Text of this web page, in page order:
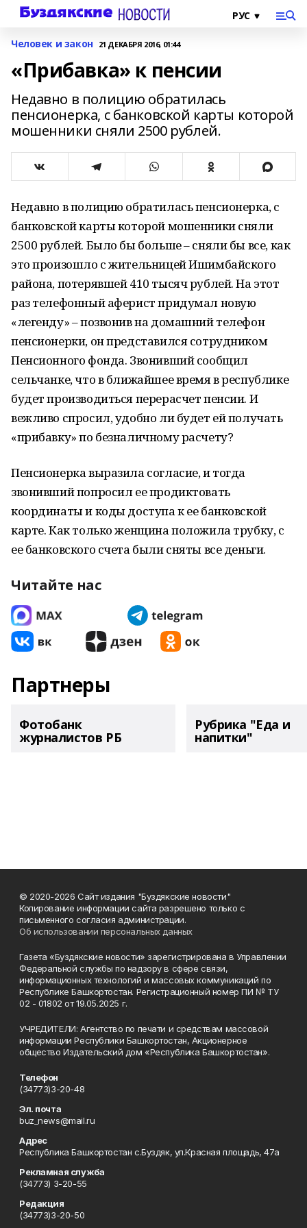
Человек и закон 21 ДЕКАБРЯ 2016, 01:44
«Прибавка» к пенсии
Недавно в полицию обратилась
пенсионерка, с банковской карты которой
мошенники сняли 2500 рублей.
Недавно в полицию обратилась пенсионерка, с
банковской карты которой мошенники сняли
2500 рублей. Было бы больше – сняли бы все, как
это произошло с жительницей Ишимбайского
района, потерявшей 410 тысяч рублей. На этот
раз телефонный аферист придумал новую
«легенду» – позвонив на домашний телефон
пенсионерки, он представился сотрудником
Пенсионного фонда. Звонивший сообщил
сельчанке, что в ближайшее время в республике
будет производиться перерасчет пенсии. И
вежливо спросил, удобно ли будет ей получать
«прибавку» по безналичному расчету?
Пенсионерка выразила согласие, и тогда
звонивший попросил ее продиктовать
координаты и коды доступа к ее банковской
карте. Как только женщина положила трубку, с
ее банковского счета были сняты все деньги.
Читайте нас
Партнеры
Фотобанк
журналистов РБ
Рубрика "Еда и
напитки"
© 2020-2026 Сайт издания "Буздякские новости"
Копирование информации сайта разрешено только с
письменного согласия администрации.
Об использовании персональных данных
Газета «Буздякские новости» зарегистрирована в Управлении
Федеральной службы по надзору в сфере связи,
информационных технологий и массовых коммуникаций по
Республике Башкортостан. Регистрационный номер ПИ № ТУ
02 - 01802 от 19.05.2025 г.
УЧРЕДИТЕЛИ: Агентство по печати и средствам массовой
информации Республики Башкортостан, Акционерное
общество Издательский дом «Республика Башкортостан».
Телефон
(34773)3-20-48
Эл. почта
buz_news@mail.ru
Адрес
Республика Башкортостан с.Буздяк, ул.Красная площадь, 47а
Рекламная служба
(34773) 3-20-55
Редакция
(34773)3-20-50